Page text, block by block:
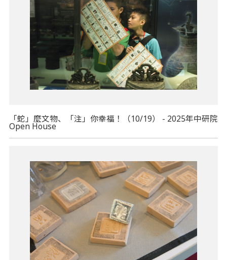
「蛇」麼文物、「注」你幸福！（10/19） - 2025年中研院
Open House